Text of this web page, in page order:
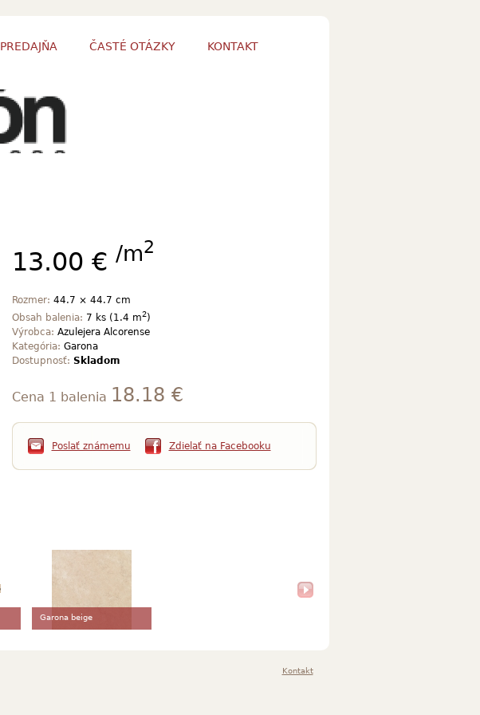
PREDAJŇA ČASTÉ OTÁZKY KONTAKT
13.00 € /m2
Rozmer: 44.7 × 44.7 cm
Obsah balenia: 7 ks (1.4 m2)
Výrobca: Azulejera Alcorense
Kategória: Garona
Dostupnosť: Skladom
Cena 1 balenia 18.18 €
Poslať známemu Zdielať na Facebooku
Garona beige
Kontakt